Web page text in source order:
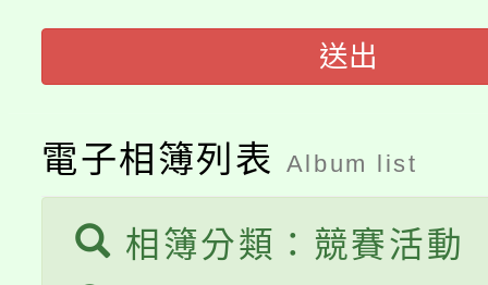
半價優惠，詳情可洽有
者。
份教師增能研習
大溪自造教育及科技
會
115年食農教育專業人
程
送出
電子相簿列表 Album list
相簿分類：競賽活動